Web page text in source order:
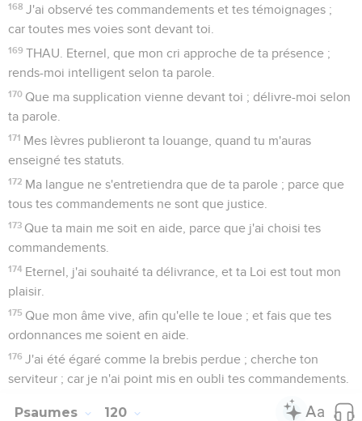
168 J'ai observé tes commandements et tes témoignages ;
car toutes mes voies sont devant toi.
169 THAU. Eternel, que mon cri approche de ta présence ;
rends-moi intelligent selon ta parole.
170 Que ma supplication vienne devant toi ; délivre-moi selon
ta parole.
171 Mes lèvres publieront ta louange, quand tu m'auras
enseigné tes statuts.
172 Ma langue ne s'entretiendra que de ta parole ; parce que
tous tes commandements ne sont que justice.
173 Que ta main me soit en aide, parce que j'ai choisi tes
commandements.
174 Eternel, j'ai souhaité ta délivrance, et ta Loi est tout mon
plaisir.
175 Que mon âme vive, afin qu'elle te loue ; et fais que tes
ordonnances me soient en aide.
176 J'ai été égaré comme la brebis perdue ; cherche ton
serviteur ; car je n'ai point mis en oubli tes commandements.
Psaumes 120